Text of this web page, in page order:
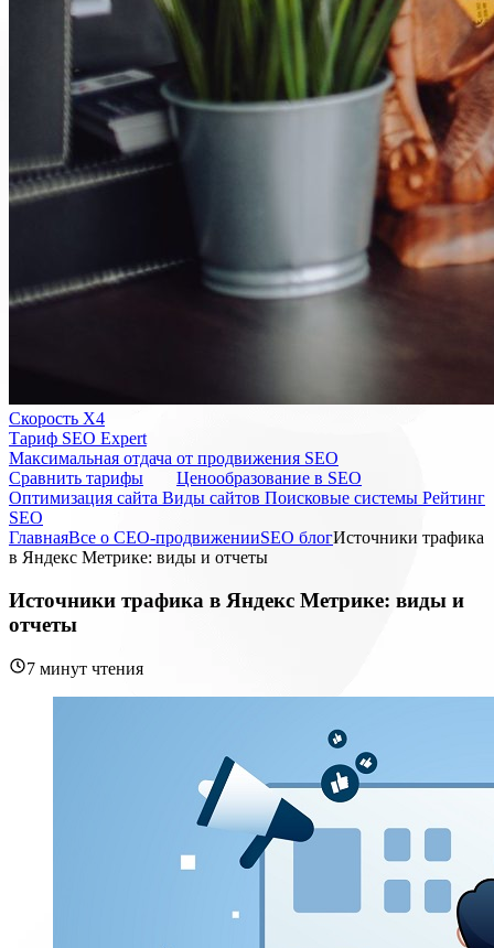
Скорость Х4
Тариф SEO Expert
Максимальная отдача от продвижения SEO
Cравнить тарифы
Ценообразование в SEO
Оптимизация сайта Виды сайтов Поисковые системы Рейтинг
SEO
ГлавнаяВсе о СЕО-продвиженииSEO блогИсточники трафика
в Яндекс Метрике: виды и отчеты
Источники трафика в Яндекс Метрике: виды и
отчеты
7 минут чтения